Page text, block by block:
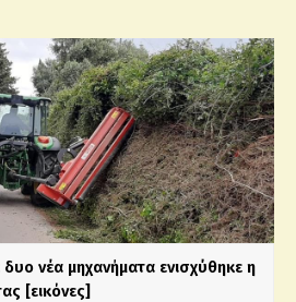
νέα μηχανήματα ενισχύθηκε η
[εικόνες]